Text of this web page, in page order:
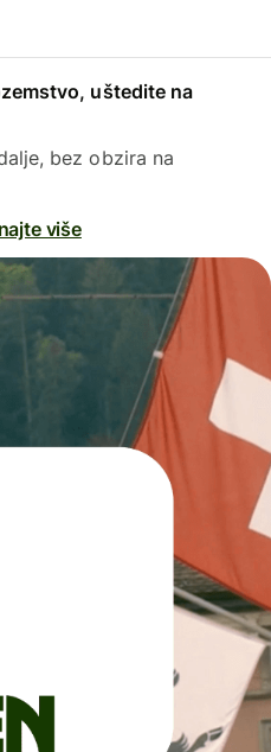
uštedite na
bez obzira na
više